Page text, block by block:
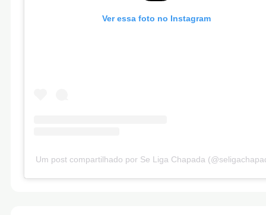
Ver essa foto no Instagram
Um post compartilhado por Se Liga Chapada